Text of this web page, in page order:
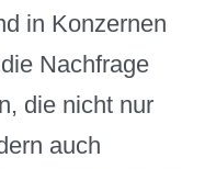
in Konzernen
Nachfrage
die nicht nur
auch